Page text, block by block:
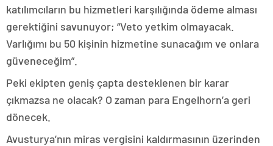
katılımcıların bu hizmetleri karşılığında ödeme alması
gerektiğini savunuyor; “Veto yetkim olmayacak.
Varlığımı bu 50 kişinin hizmetine sunacağım ve onlara
güveneceğim”.
Peki ekipten geniş çapta desteklenen bir karar
çıkmazsa ne olacak? O zaman para Engelhorn’a geri
dönecek.
Avusturya’nın miras vergisini kaldırmasının üzerinden